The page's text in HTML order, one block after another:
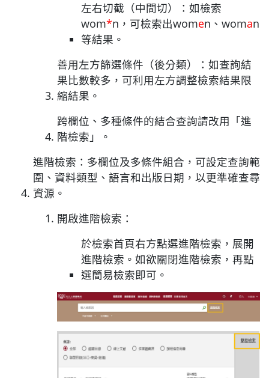
左右切截（中間切）：如檢索
wom*n，可檢索出women、woman
等結果。
善用左方篩選條件（後分類）：如查詢結
果比數較多，可利用左方調整檢索結果限
縮結果。
跨欄位、多種條件的結合查詢請改用「進
階檢索」。
進階檢索：多欄位及多條件組合，可設定查詢範
圍、資料類型、語言和出版日期，以更準確查尋
資源。
開啟進階檢索：
於檢索首頁右方點選進階檢索，展開
進階檢索。如欲關閉進階檢索，再點
選簡易檢索即可。